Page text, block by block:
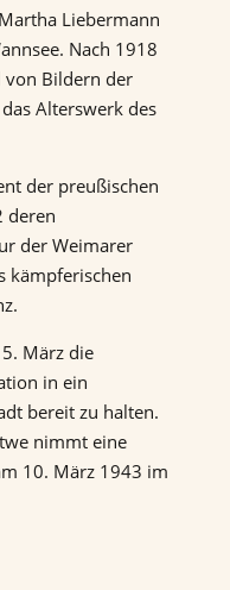
Liebermann
Nach 1918
von Bildern der
Alterswerk des
der preußischen
deren
der Weimarer
kämpferischen
März die
in ein
bereit zu halten.
nimmt eine
10. März 1943 im